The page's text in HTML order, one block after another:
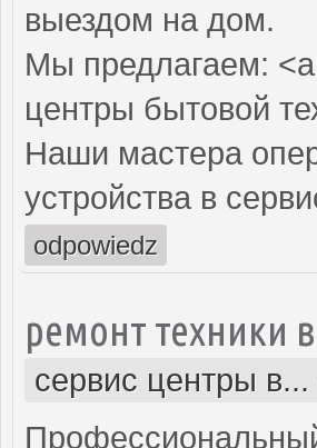
выездом на дом.
Мы предлагаем:
центры бытовой
Наши мастера
устройства в
odpowiedz
ремонт техники
сервис центры